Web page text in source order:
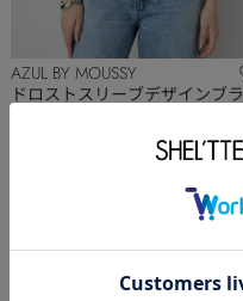
AZUL BY MOUSSY
ドロストスリーブデザインブラ